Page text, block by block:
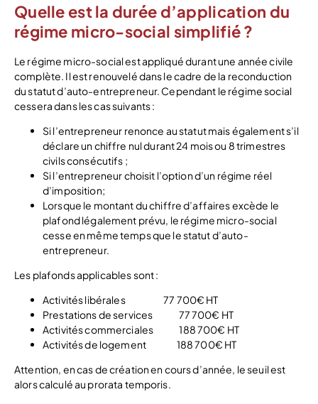
Quelle est la durée d’application du
régime micro-social simplifié ?
Le régime micro-social est appliqué durant une année civile
complète. Il est renouvelé dans le cadre de la reconduction
du statut d’auto-entrepreneur. Cependant le régime social
cessera dans les cas suivants :
Si l’entrepreneur renonce au statut mais également s’il
déclare un chiffre nul durant 24 mois ou 8 trimestres
civils consécutifs ;
Si l’entrepreneur choisit l’option d’un régime réel
d’imposition;
Lorsque le montant du chiffre d’affaires excède le
plafond légalement prévu, le régime micro-social
cesse en même temps que le statut d’auto-
entrepreneur.
Les plafonds applicables sont :
Activités libérales 77 700€ HT
Prestations de services 77 700€ HT
Activités commerciales 188 700€ HT
Activités de logement 188 700€ HT
Attention, en cas de création en cours d’année, le seuil est
alors calculé au prorata temporis.